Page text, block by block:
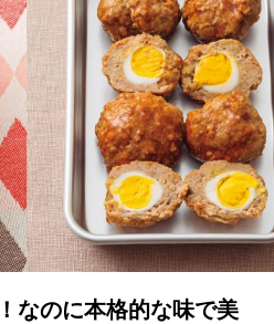
なのに本格的な味で美